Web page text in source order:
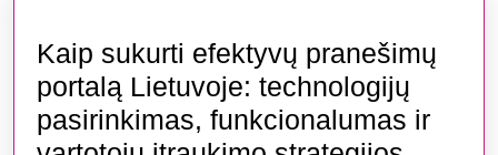
išvengti
Kaip sukurti efektyvų pranešimų
portalą Lietuvoje: technologijų
pasirinkimas, funkcionalumas ir